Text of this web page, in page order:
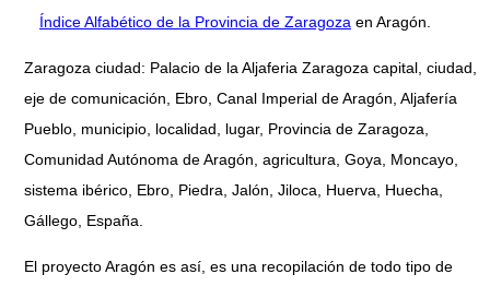
Índice Alfabético de la Provincia de Zaragoza en Aragón.
Zaragoza ciudad: Palacio de la Aljaferia Zaragoza capital, ciudad,
eje de comunicación, Ebro, Canal Imperial de Aragón, Aljafería
Pueblo, municipio, localidad, lugar, Provincia de Zaragoza,
Comunidad Autónoma de Aragón, agricultura, Goya, Moncayo,
sistema ibérico, Ebro, Piedra, Jalón, Jiloca, Huerva, Huecha,
Gállego, España.
El proyecto Aragón es así, es una recopilación de todo tipo de